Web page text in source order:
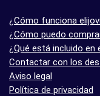
¿Cómo funciona
¿Cómo puedo
¿Qué está incluido en
Contactar con los
Aviso legal
Política de privacidad